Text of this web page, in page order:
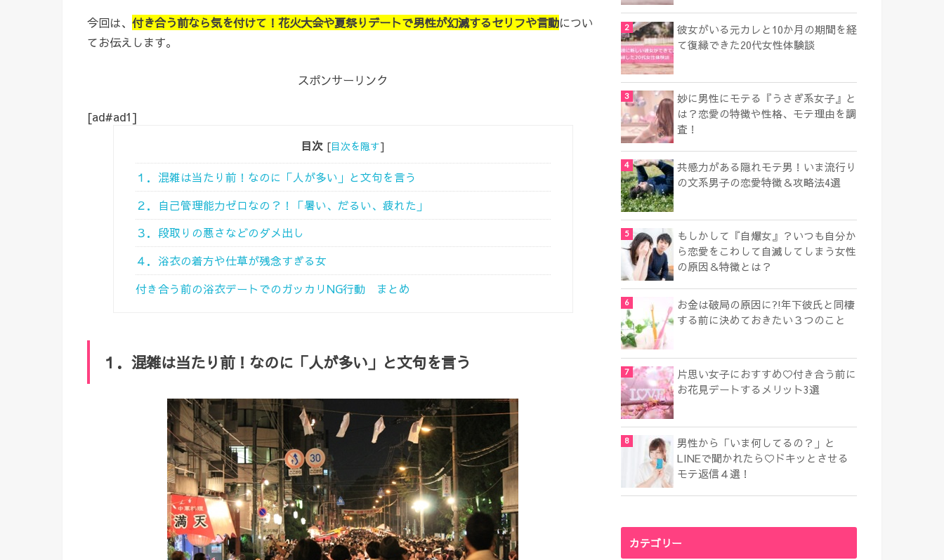
今回は、 付き合う前なら気を付けて！花火大会や夏祭りデートで男性が幻滅するセリフや言動につい
てお伝えします。
スポンサーリンク
[ad#ad1]
目次 [目次を隠す]
１．混雑は当たり前！なのに「人が多い」と文句を言う
２．自己管理能力ゼロなの？！「暑い、だるい、疲れた」
３．段取りの悪さなどのダメ出し
４．浴衣の着方や仕草が残念すぎる女
付き合う前の浴衣デートでのガッカリNG行動 まとめ
１．混雑は当たり前！なのに「人が多い」と文句を言う
彼女がいる元カレと10か月の期間を経
て復縁できた20代女性体験談
妙に男性にモテる『うさぎ系女子』と
は？恋愛の特徴や性格、モテ理由を調
査！
共感力がある隠れモテ男！いま流行り
の文系男子の恋愛特徴＆攻略法4選
もしかして『自爆女』？いつも自分か
ら恋愛をこわして自滅してしまう女性
の原因＆特徴とは？
お金は破局の原因に?!年下彼氏と同棲
する前に決めておきたい３つのこと
片思い女子におすすめ♡付き合う前に
お花見デートするメリット3選
男性から「いま何してるの？」と
LINEで聞かれたら♡ドキッとさせる
モテ返信４選！
カテゴリー